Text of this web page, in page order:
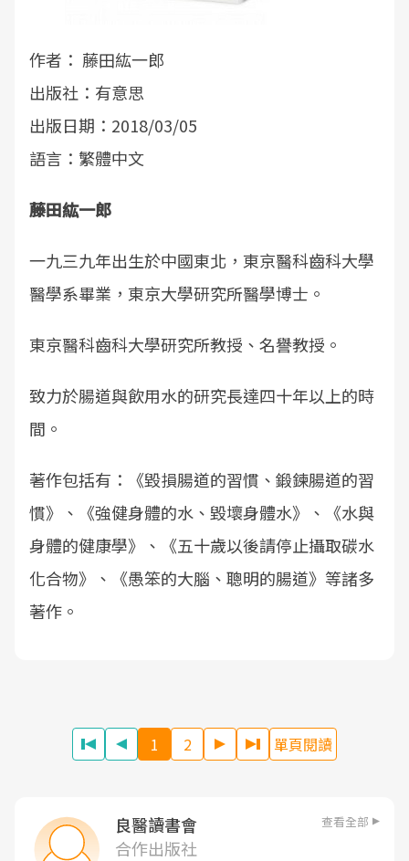
作者： 藤田紘一郎
出版社：有意思
出版日期：2018/03/05
語言：繁體中文
藤田紘一郎
一九三九年出生於中國東北，東京醫科齒科大學
醫學系畢業，東京大學研究所醫學博士。
東京醫科齒科大學研究所教授、名譽教授。
致力於腸道與飲用水的研究長達四十年以上的時
間。
著作包括有：《毀損腸道的習慣、鍛鍊腸道的習
慣》、《強健身體的水、毀壞身體水》、《水與
身體的健康學》、《五十歲以後請停止攝取碳水
化合物》、《愚笨的大腦、聰明的腸道》等諸多
著作。
1 2 單頁閱讀
良醫讀書會 查看全部
合作出版社